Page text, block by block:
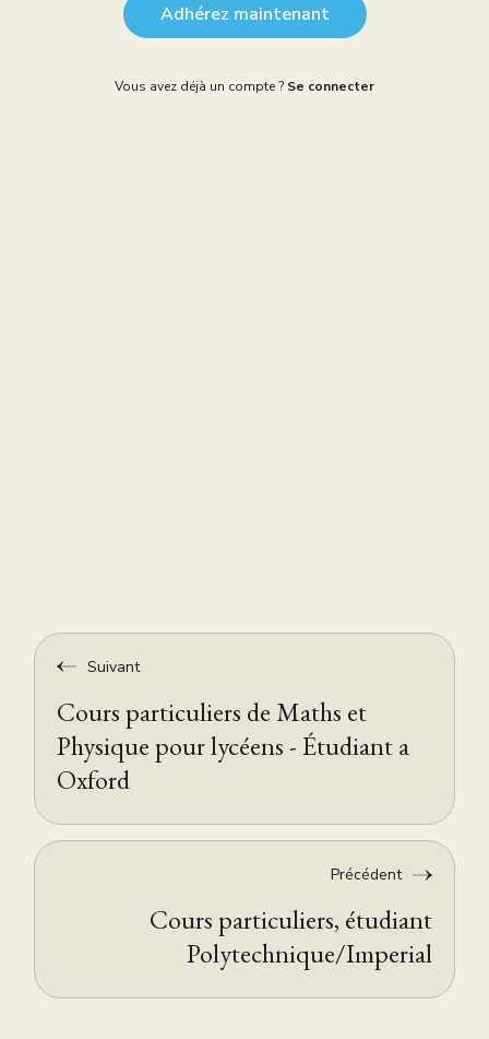
Adhérez maintenant
Vous avez déjà un compte ? Se connecter
Suivant
Cours particuliers de Maths et
Physique pour lycéens - Étudiant a
Oxford
Précédent
Cours particuliers, étudiant
Polytechnique/Imperial